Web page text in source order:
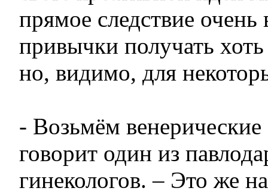
прямое следствие очень
привычки получать
но, видимо, для
- Возьмём венерические
говорит один из
гинекологов. – Это же